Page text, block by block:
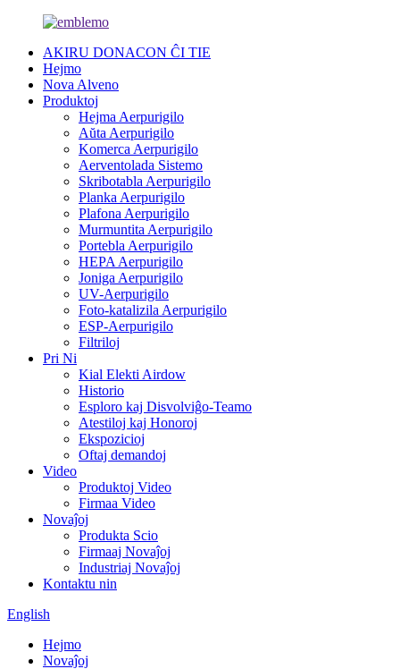
AKIRU DONACON ĈI TIE
Hejmo
Nova Alveno
Produktoj
Hejma Aerpurigilo
Aŭta Aerpurigilo
Komerca Aerpurigilo
Aerventolada Sistemo
Skribotabla Aerpurigilo
Planka Aerpurigilo
Plafona Aerpurigilo
Murmuntita Aerpurigilo
Portebla Aerpurigilo
HEPA Aerpurigilo
Joniga Aerpurigilo
UV-Aerpurigilo
Foto-katalizila Aerpurigilo
ESP-Aerpurigilo
Filtriloj
Pri Ni
Kial Elekti Airdow
Historio
Esploro kaj Disvolviĝo-Teamo
Atestiloj kaj Honoroj
Ekspozicioj
Oftaj demandoj
Video
Produktoj Video
Firmaa Video
Novaĵoj
Produkta Scio
Firmaaj Novaĵoj
Industriaj Novaĵoj
Kontaktu nin
English
Hejmo
Novaĵoj